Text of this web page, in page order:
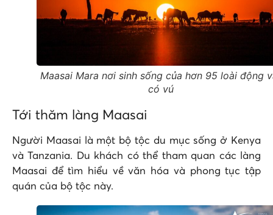
Maasai Mara nơi sinh sống của hơn 95 loài động
có vú
Tới thăm làng Maasai
Người Maasai là một bộ tộc du mục sống ở Kenya
và Tanzania. Du khách có thể tham quan các làng
Maasai để tìm hiểu về văn hóa và phong tục tập
quán của bộ tộc này.